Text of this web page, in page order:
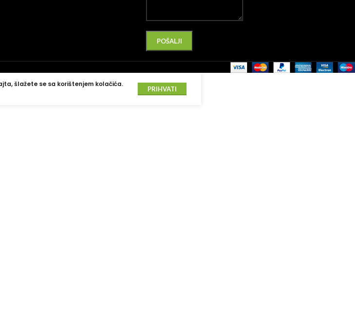
šlažete se sa korištenjem kolačića.
PRIHVATI